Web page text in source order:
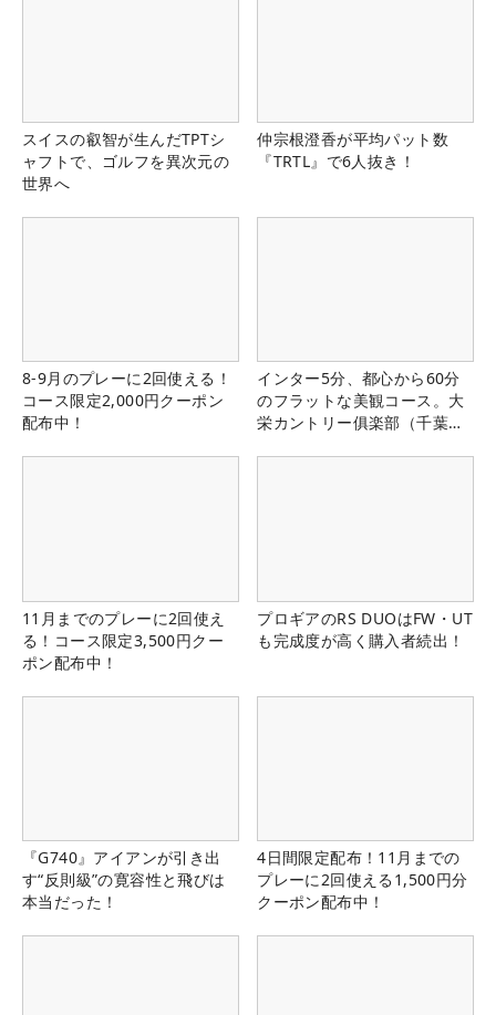
スイスの叡智が生んだTPTシ
ャフトで、ゴルフを異次元の
世界へ
仲宗根澄香が平均パット数
『TRTL』で6人抜き！
8-9月のプレーに2回使える！
コース限定2,000円クーポン
配布中！
インター5分、都心から60分
のフラットな美観コース。大
栄カントリー俱楽部（千葉
11月までのプレーに2回使え
る！コース限定3,500円クー
ポン配布中！
プロギアのRS DUOはFW・UT
も完成度が高く購入者続出！
『G740』アイアンが引き出
す“反則級”の寛容性と飛びは
本当だった！
4日間限定配布！11月までの
プレーに2回使える1,500円分
クーポン配布中！